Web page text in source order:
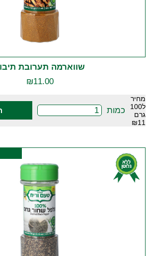
שווארמה תערובת
₪11.00
מחיר
ל100
גרם
₪11
כמות